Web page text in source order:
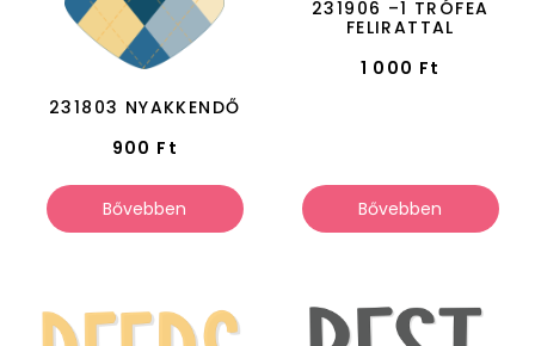
231803 NYAKKENDŐ
900 Ft
Bővebben
231906 –1 TRÓFEA
FELIRATTAL
1 000 Ft
Bővebben